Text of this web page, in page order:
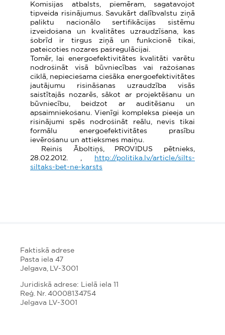
Komisijas atbalsts, piemēram, sagatavojot
tipveida risinājumus. Savukārt dalībvalstu ziņā
paliktu nacionālo sertifikācijas sistēmu
izveidošana un kvalitātes uzraudzīšana, kas
šobrīd ir tirgus ziņā un funkcionē tikai,
pateicoties nozares pašregulācijai.
Tomēr, lai energoefektivitātes kvalitāti varētu
nodrošināt visā būvniecības vai ražošanas
ciklā, nepieciešama ciešāka energoefektivitātes
jautājumu risināšanas uzraudzība visās
saistītajās nozarēs, sākot ar projektēšanu un
būvniecību, beidzot ar auditēšanu un
apsaimniekošanu. Vienīgi kompleksa pieeja un
risinājumi spēs nodrošināt reālu, nevis tikai
formālu energoefektivitātes prasību
ievērošanu un attieksmes maiņu.
Reinis Āboltiņš, PROVIDUS pētnieks,
28.02.2012. ,
http://politika.lv/article/silts-
siltaks-bet-ne-karsts
Faktiskā adrese
Pasta iela 47
Jelgava, LV-3001
Juridiskā adrese: Lielā iela 11
Reģ. Nr. 40008134754
Jelgava LV-3001